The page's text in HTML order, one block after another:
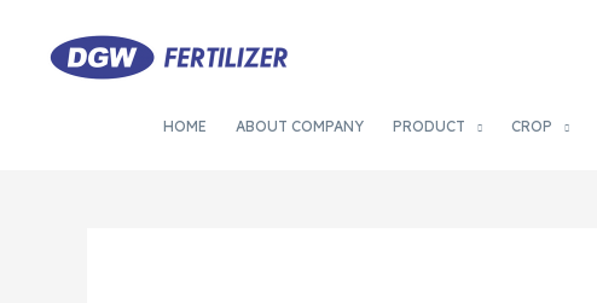
HOME ABOUT COMPANY PRODUCT CROP